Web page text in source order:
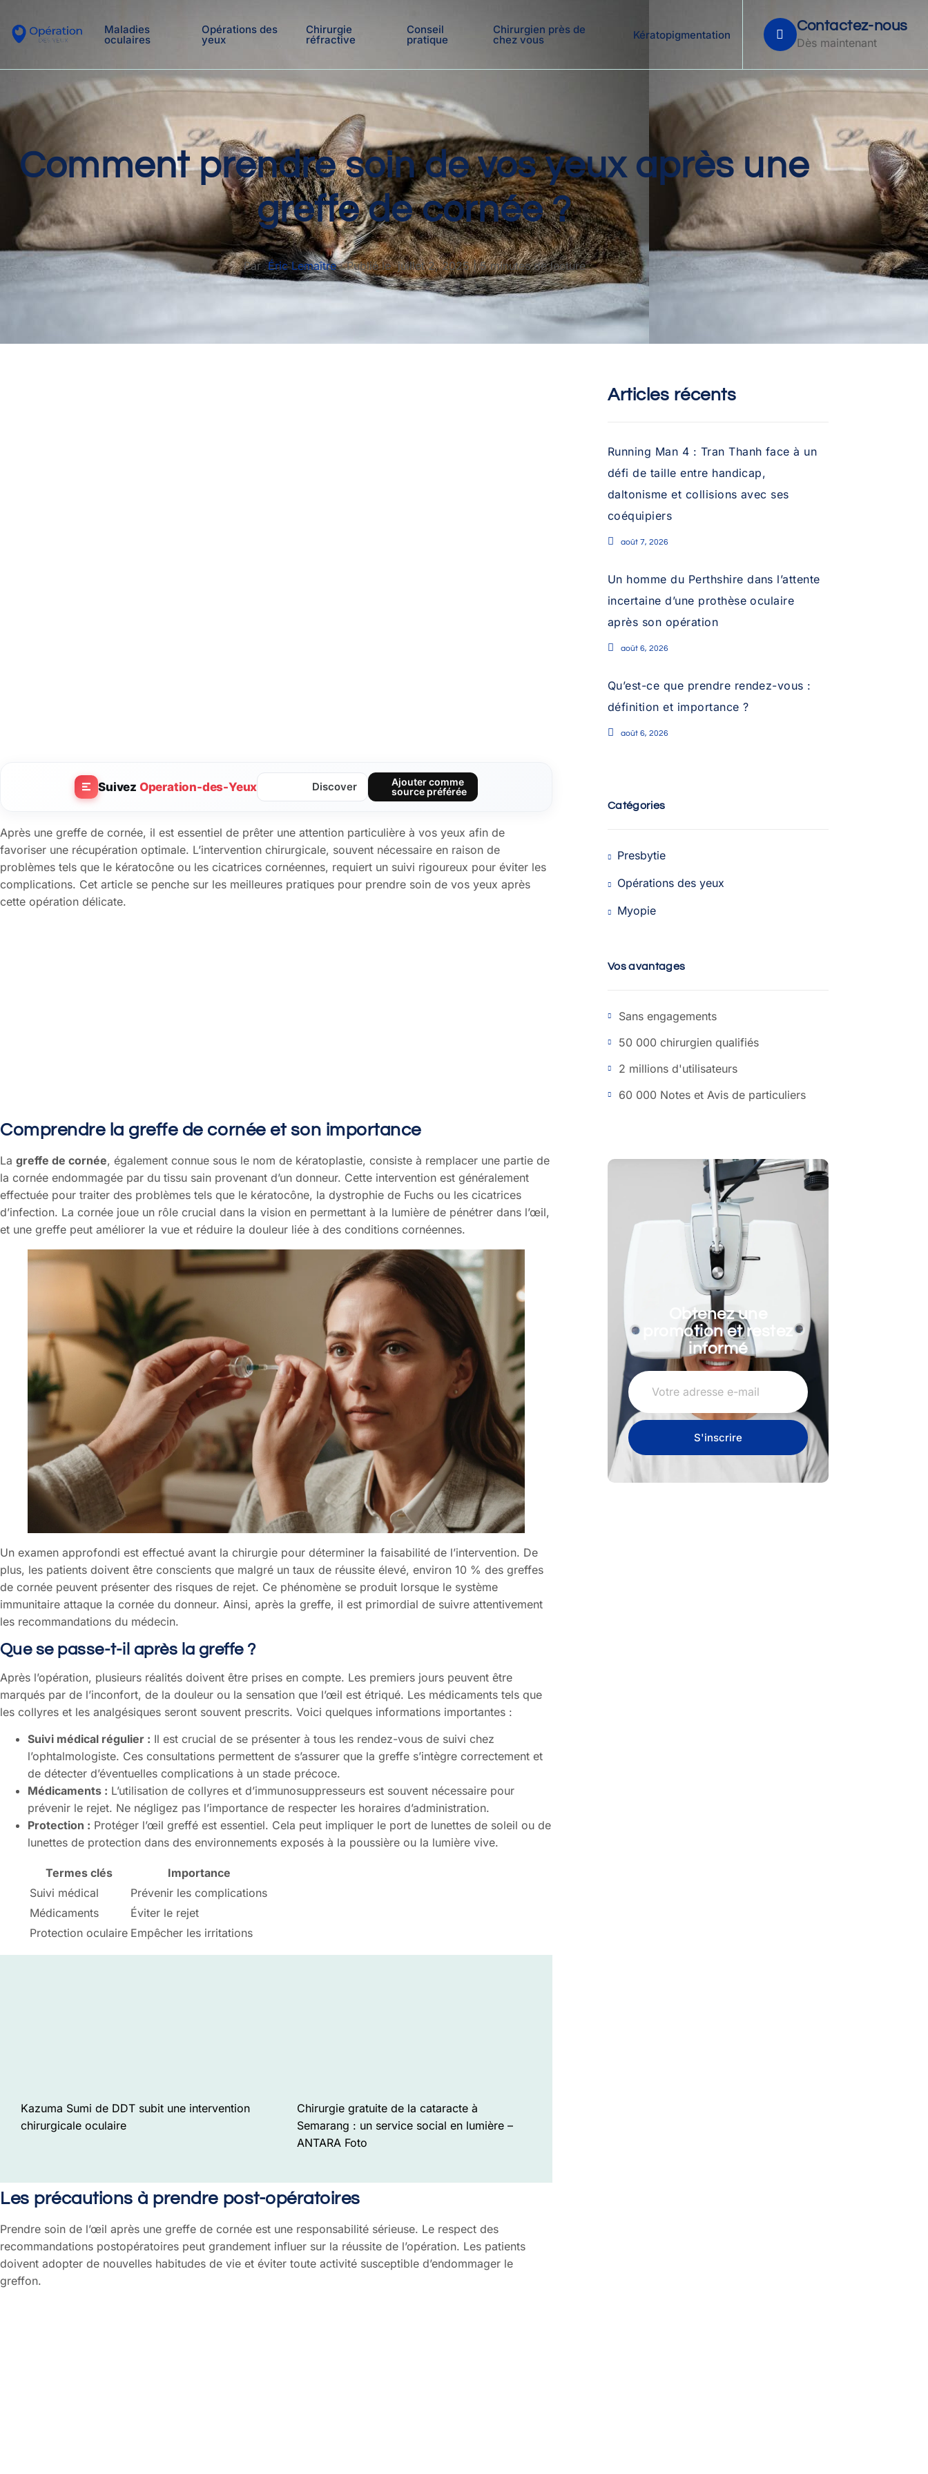
Maladies
oculaires
Opérations des
yeux
Chirurgie
réfractive
Conseil
pratique
Chirurgien près de
chez vous Kératopigmentation
Contactez-nous
Dès maintenant
Comment prendre soin de vos yeux après une
greffe de cornée ?
ParÉric Lemaître· Publié lejuillet 2, 2025| 5 minutes de lecture
Suivez Operation-des-Yeux Discover
Ajouter comme
source préférée
Après une greffe de cornée, il est essentiel de prêter une attention particulière à vos yeux afin de
favoriser une récupération optimale. L’intervention chirurgicale, souvent nécessaire en raison de
problèmes tels que le kératocône ou les cicatrices cornéennes, requiert un suivi rigoureux pour éviter les
complications. Cet article se penche sur les meilleures pratiques pour prendre soin de vos yeux après
cette opération délicate.
Comprendre la greffe de cornée et son importance
La greffe de cornée, également connue sous le nom de kératoplastie, consiste à remplacer une partie de
la cornée endommagée par du tissu sain provenant d’un donneur. Cette intervention est généralement
effectuée pour traiter des problèmes tels que le kératocône, la dystrophie de Fuchs ou les cicatrices
d’infection. La cornée joue un rôle crucial dans la vision en permettant à la lumière de pénétrer dans l’œil,
et une greffe peut améliorer la vue et réduire la douleur liée à des conditions cornéennes.
Un examen approfondi est effectué avant la chirurgie pour déterminer la faisabilité de l’intervention. De
plus, les patients doivent être conscients que malgré un taux de réussite élevé, environ 10 % des greffes
de cornée peuvent présenter des risques de rejet. Ce phénomène se produit lorsque le système
immunitaire attaque la cornée du donneur. Ainsi, après la greffe, il est primordial de suivre attentivement
les recommandations du médecin.
Que se passe-t-il après la greffe ?
Après l’opération, plusieurs réalités doivent être prises en compte. Les premiers jours peuvent être
marqués par de l’inconfort, de la douleur ou la sensation que l’œil est étriqué. Les médicaments tels que
les collyres et les analgésiques seront souvent prescrits. Voici quelques informations importantes :
Suivi médical régulier : Il est crucial de se présenter à tous les rendez-vous de suivi chez
l’ophtalmologiste. Ces consultations permettent de s’assurer que la greffe s’intègre correctement et
de détecter d’éventuelles complications à un stade précoce.
Médicaments : L’utilisation de collyres et d’immunosuppresseurs est souvent nécessaire pour
prévenir le rejet. Ne négligez pas l’importance de respecter les horaires d’administration.
Protection : Protéger l’œil greffé est essentiel. Cela peut impliquer le port de lunettes de soleil ou de
lunettes de protection dans des environnements exposés à la poussière ou la lumière vive.
Termes clés
Importance
Suivi médical
Prévenir les complications
Médicaments
Éviter le rejet
Protection oculaire Empêcher les irritations
Kazuma Sumi de DDT subit une intervention
chirurgicale oculaire
Chirurgie gratuite de la cataracte à
Semarang : un service social en lumière –
ANTARA Foto
Les précautions à prendre post-opératoires
Prendre soin de l’œil après une greffe de cornée est une responsabilité sérieuse. Le respect des
recommandations postopératoires peut grandement influer sur la réussite de l’opération. Les patients
doivent adopter de nouvelles habitudes de vie et éviter toute activité susceptible d’endommager le
greffon.
Articles récents
Running Man 4 : Tran Thanh face à un
défi de taille entre handicap,
daltonisme et collisions avec ses
coéquipiers
août 7, 2026
Un homme du Perthshire dans l’attente
incertaine d’une prothèse oculaire
après son opération
août 6, 2026
Qu’est-ce que prendre rendez-vous :
définition et importance ?
août 6, 2026
Catégories
Presbytie
Opérations des yeux
Myopie
Vos avantages
Sans engagements
50 000 chirurgien qualifiés
2 millions d'utilisateurs
60 000 Notes et Avis de particuliers
Obtenez une
promotion et restez
informé
S'inscrire